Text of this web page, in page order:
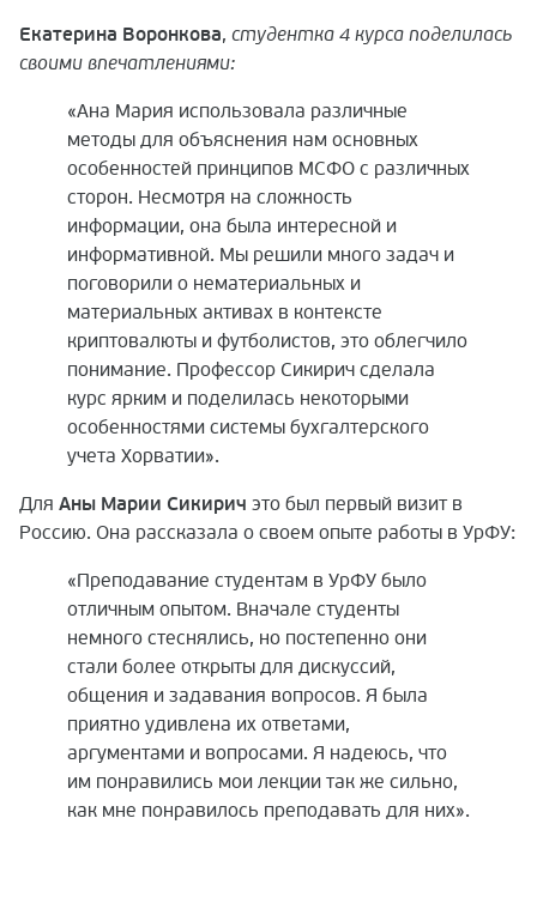
Екатерина Воронкова, студентка 4 курса поделилась
своими впечатлениями:
«Ана Мария использовала различные
методы для объяснения нам основных
особенностей принципов МСФО с различных
сторон. Несмотря на сложность
информации, она была интересной и
информативной. Мы решили много задач и
поговорили о нематериальных и
материальных активах в контексте
криптовалюты и футболистов, это облегчило
понимание. Профессор Сикирич сделала
курс ярким и поделилась некоторыми
особенностями системы бухгалтерского
учета Хорватии».
Для Аны Марии Сикирич это был первый визит в
Россию. Она рассказала о своем опыте работы в УрФУ:
«Преподавание студентам в УрФУ было
отличным опытом. Вначале студенты
немного стеснялись, но постепенно они
стали более открыты для дискуссий,
общения и задавания вопросов. Я была
приятно удивлена их ответами,
аргументами и вопросами. Я надеюсь, что
им понравились мои лекции так же сильно,
как мне понравилось преподавать для них».